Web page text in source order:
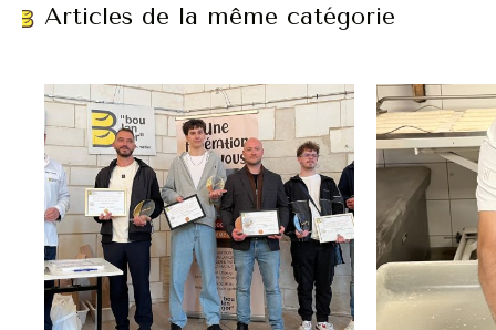
Articles de la même catégorie